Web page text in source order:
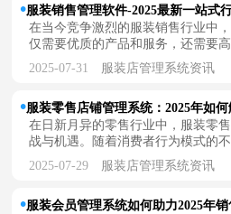
服装销售管理软件-2025最新一站式
在当今竞争激烈的服装销售行业中
仅需要优质的产品和服务，还需要高
2025-07-31 服装店管理系统资讯
服装零售店铺管理系统：2025年如
在日新月异的零售行业中，服装零
战与机遇。随着消费者行为模式的不
2025-07-29 服装店管理系统资讯
服装会员管理系统如何助力2025年